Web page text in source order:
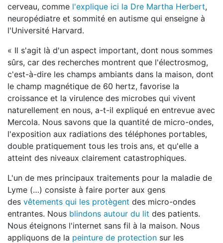
cerveau, comme l'explique ici la Dre Martha Herbert,
neuropédiatre et sommité en autisme qui enseigne à
l'Université Harvard.
« Il s'agit là d'un aspect important, dont nous sommes
sûrs, car des recherches montrent que l'électrosmog,
c'est-à-dire les champs ambiants dans la maison, dont
le champ magnétique de 60 hertz, favorise la
croissance et la virulence des microbes qui vivent
naturellement en nous, a-t-il expliqué en entrevue avec
Mercola. Nous savons que la quantité de micro-ondes,
l'exposition aux radiations des téléphones portables,
double pratiquement tous les trois ans, et qu'elle a
atteint des niveaux clairement catastrophiques.
L'un de mes principaux traitements pour la maladie de
Lyme (…) consiste à faire porter aux gens
des vêtements qui les protègent des micro-ondes
entrantes. Nous blindons autour du lit des patients.
Nous éteignons l'internet sans fil à la maison. Nous
appliquons de la peinture de protection sur les